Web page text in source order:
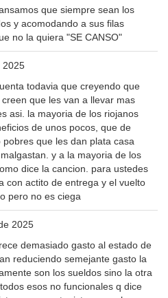
que siempre sean los
y acomodando a sus filas
no la quiera "SE CANSO"
2025
todavia que creyendo que
que les van a llevar mas
asi. la mayoria de los riojanos
de unos pocos, que de
que les dan plata casa
y a la mayoria de los
dice la cancion. para ustedes
con actito de entrega y el vuelto
pero no es ciega
2025
demasiado gasto al estado de
reduciendo semejante gasto la
son los sueldos sino la otra
esos no funcionales q dice